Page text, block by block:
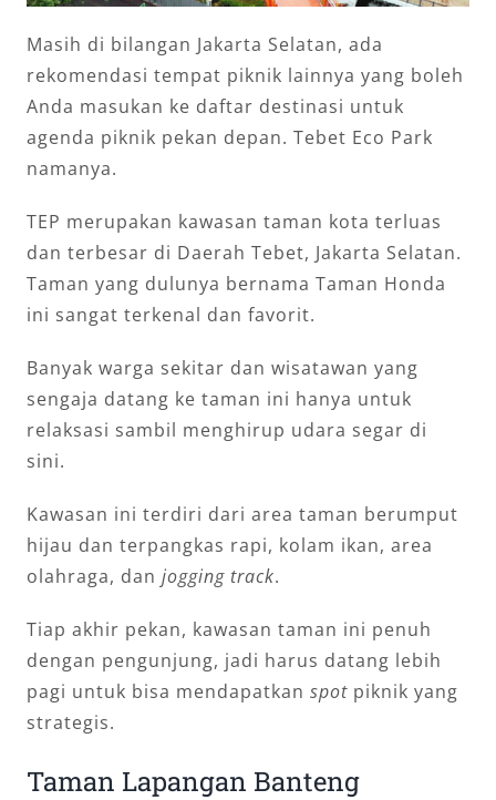
Masih di bilangan Jakarta Selatan, ada
rekomendasi tempat piknik lainnya yang boleh
Anda masukan ke daftar destinasi untuk
agenda piknik pekan depan. Tebet Eco Park
namanya.
TEP merupakan kawasan taman kota terluas
dan terbesar di Daerah Tebet, Jakarta Selatan.
Taman yang dulunya bernama Taman Honda
ini sangat terkenal dan favorit.
Banyak warga sekitar dan wisatawan yang
sengaja datang ke taman ini hanya untuk
relaksasi sambil menghirup udara segar di
sini.
Kawasan ini terdiri dari area taman berumput
hijau dan terpangkas rapi, kolam ikan, area
olahraga, dan jogging track.
Tiap akhir pekan, kawasan taman ini penuh
dengan pengunjung, jadi harus datang lebih
pagi untuk bisa mendapatkan spotpiknik yang
strategis.
Taman Lapangan Banteng